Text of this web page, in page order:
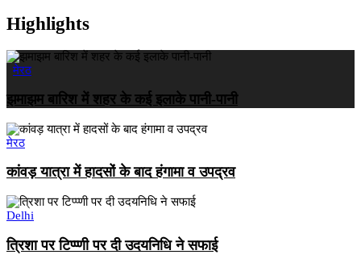
Highlights
मेरठ
झमाझम बारिश में शहर के कई इलाके पानी-पानी
मेरठ
कांवड़ यात्रा में हादसों के बाद हंगामा व उपद्रव
Delhi
त्रिशा पर टिप्प्णी पर दी उदयनिधि ने सफाई